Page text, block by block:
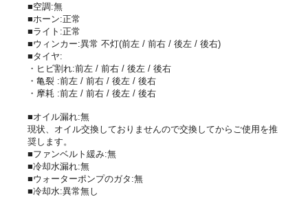
■空調:無
■ホーン:正常
■ライト:正常
■ウィンカー:異常 不灯(前左 / 前右 / 後左 / 後右)
■タイヤ:
・ヒビ割れ:前左 / 前右 / 後左 / 後右
・亀裂 :前左 / 前右 / 後左 / 後右
・摩耗 :前左 / 前右 / 後左 / 後右
■オイル漏れ:無
現状、オイル交換しておりませんので交換してからご使用を推
奨します。
■ファンベルト緩み:無
■冷却水漏れ:無
■ウォーターポンプのガタ:無
■冷却水:異常無し